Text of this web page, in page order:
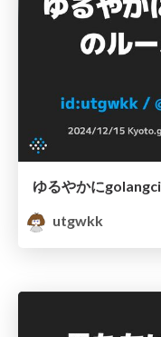
utgwkk